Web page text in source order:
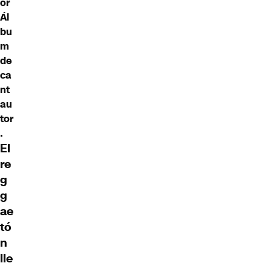
Ál
bu
m
de
ca
nt
au
tor
.
El
re
g
g
ae
tó
n
lle